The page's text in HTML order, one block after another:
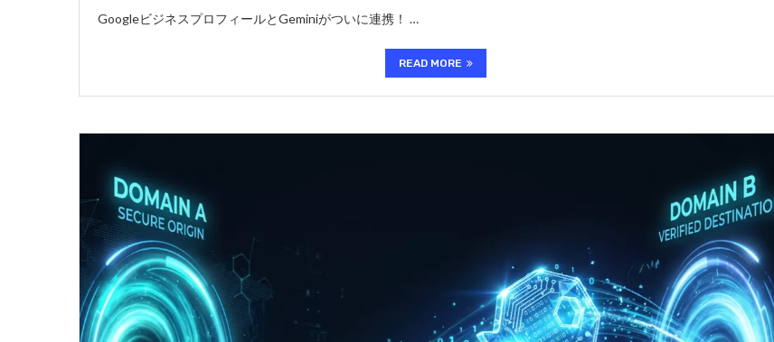
GoogleビジネスプロフィールとGeminiがついに連携！ …
READ MORE